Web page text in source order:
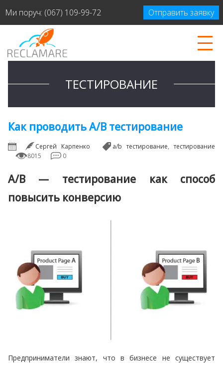
Ми поруч: (067) 109-99-72 Отправить заявку
ТЕСТИРОВАНИЕ
Как проводить A/B тестирование
Сергей Карпенко a/b тестирование,тестирование
8015
0
A/B — тестирование как способ
повысить конверсию
Предприниматели знают, что в бизнесе не существует